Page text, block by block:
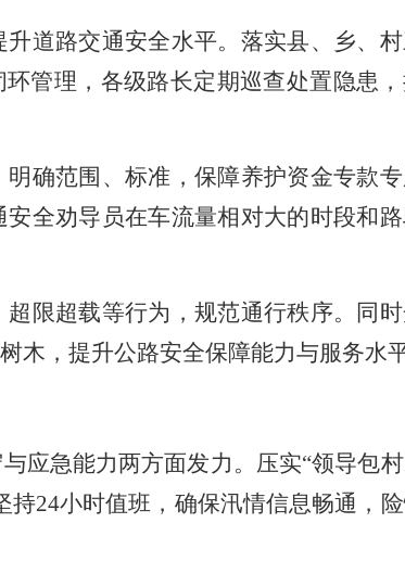
道路交通安全水平。落实县、乡、
管理，各级路长定期巡查处置隐患，
确范围、标准，保障养护资金专款
全劝导员在车流量相对大的时段和
限超载等行为，规范通行秩序。同
木，提升公路安全保障能力与服务水平
应急能力两方面发力。压实“领导包
持24小时值班，确保汛情信息畅通，